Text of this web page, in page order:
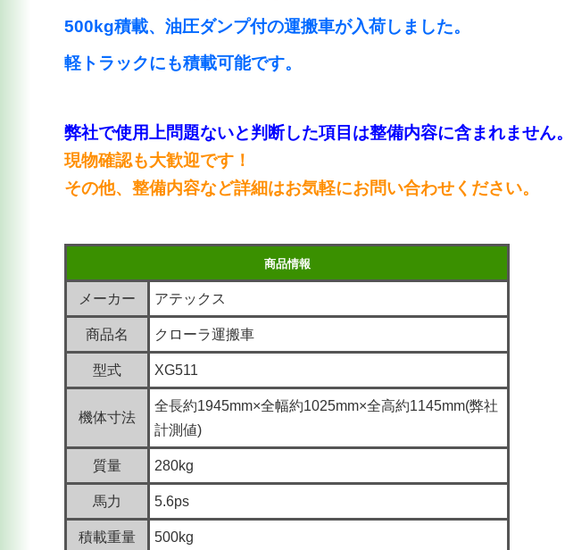
500kg積載、油圧ダンプ付の運搬車が入荷しました。
軽トラックにも積載可能です。
弊社で使用上問題ないと判断した項目は整備内容に含まれません。
現物確認も大歓迎です！
その他、整備内容など詳細はお気軽にお問い合わせください。
商品情報
メーカー アテックス
商品名 クローラ運搬車
型式 XG511
機体寸法
全長約1945mm×全幅約1025mm×全高約1145mm(弊社
計測値)
質量 280kg
馬力 5.6ps
積載重量 500kg